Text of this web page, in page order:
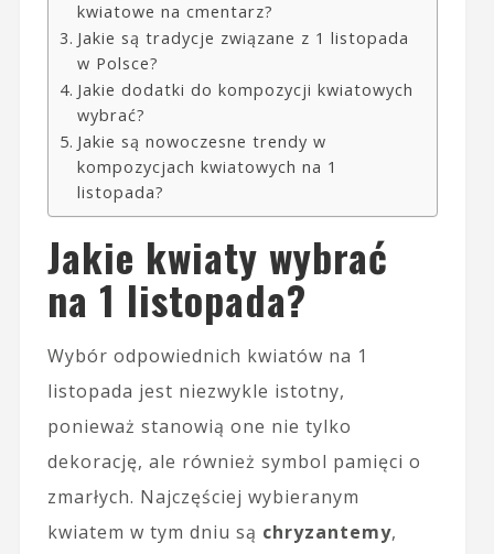
kwiatowe na cmentarz?
Jakie są tradycje związane z 1 listopada
w Polsce?
Jakie dodatki do kompozycji kwiatowych
wybrać?
Jakie są nowoczesne trendy w
kompozycjach kwiatowych na 1
listopada?
Jakie kwiaty wybrać
na 1 listopada?
Wybór odpowiednich kwiatów na 1
listopada jest niezwykle istotny,
ponieważ stanowią one nie tylko
dekorację, ale również symbol pamięci o
zmarłych. Najczęściej wybieranym
kwiatem w tym dniu są chryzantemy,